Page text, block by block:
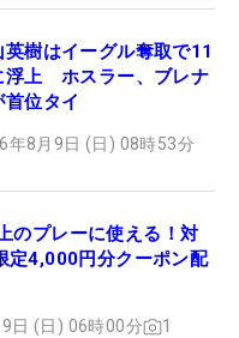
英樹はイーグル奪取で11
浮上 ホスラー、ブレナ
首位タイ
年8月9日 (日) 08時53分
のプレーに使える！対
定4,000円分クーポン配
日 (日) 06時00分 1